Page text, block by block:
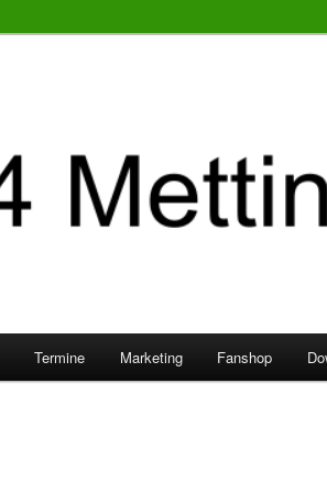
Termine Marketing Fanshop